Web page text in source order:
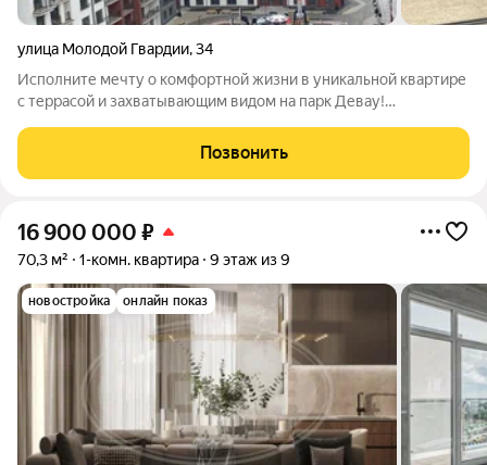
улица Молодой Гвардии,34
Исполните мечту о комфортной жизни в уникальной квартире
с террасой и захватывающим видом на парк Девау!
квартиру в жилом комплексе Адрес счастья , где каждый
уголок создан для вашего удобства и
Позвонить
16 900 000 ₽
70,3 м² 1-комн. квартира 9 этаж из 9
новостройка онлайн показ